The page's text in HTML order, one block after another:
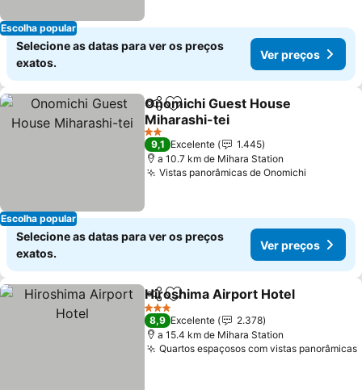
Escolha popular
Selecione as datas para ver os preços
exatos.
Ver preços
Escolha popular
PartilharAdicionar aos favoritos
Onomichi Guest House
Miharashi-tei
Ver preços
2 Estrelas
9,1 Excelente
1.445
a 10.7 km de Mihara Station
Vistas panorâmicas de Onomichi
Selecione as datas para ver os preços
exatos.
Ver preços
PartilharAdicionar aos favoritos
Hiroshima Airport Hotel
3 Estrelas
8,9 Excelente
2.378
a 15.4 km de Mihara Station
Quartos espaçosos com vistas panorâmicas